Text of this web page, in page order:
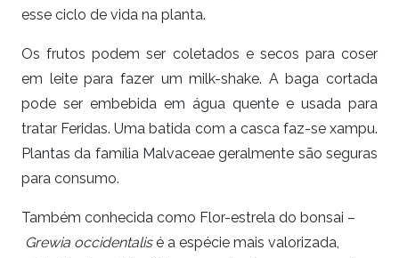
esse ciclo de vida na planta.
Os frutos podem ser coletados e secos para coser
em leite para fazer um milk-shake. A baga cortada
pode ser embebida em água quente e usada para
tratar Feridas. Uma batida com a casca faz-se xampu.
Plantas da família Malvaceae geralmente são seguras
para consumo.
Também conhecida como Flor-estrela do bonsai –
Grewia occidentalisé a espécie mais valorizada,